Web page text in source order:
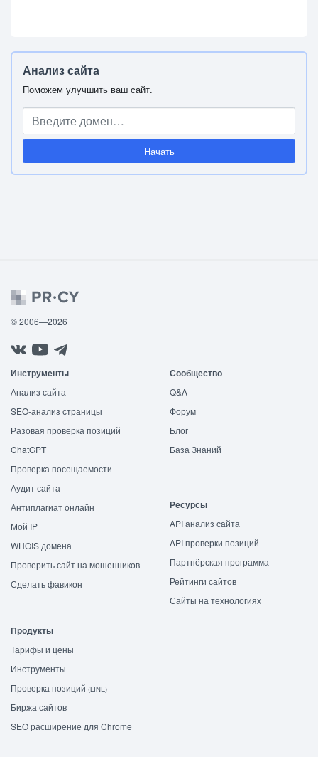
Анализ сайта
Поможем улучшить ваш сайт.
Начать
© 2006—2026
Инструменты
Анализ сайта
SEO-анализ страницы
Разовая проверка позиций
ChatGPT
Проверка посещаемости
Аудит сайта
Антиплагиат онлайн
Мой IP
WHOIS домена
Проверить сайт на мошенников
Сделать фавикон
Сообщество
Q&A
Форум
Блог
База Знаний
Ресурсы
API анализ сайта
API проверки позиций
Партнёрская программа
Рейтинги сайтов
Сайты на технологиях
Продукты
Тарифы и цены
Инструменты
Проверка позиций (LINE)
Биржа сайтов
SEO расширение для Chrome